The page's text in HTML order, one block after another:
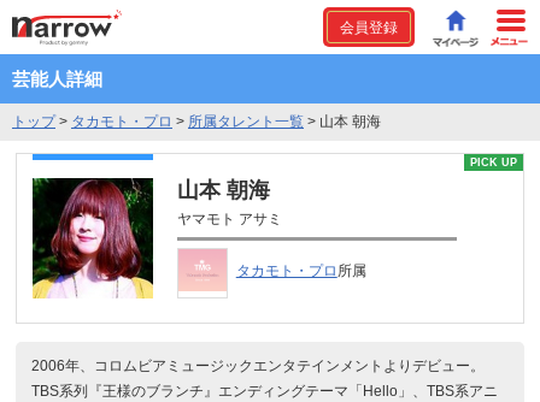
会員登録
芸能人詳細
トップ> タカモト・プロ > 所属タレント一覧 > 山本 朝海
PICK UP
山本 朝海
ヤマモト アサミ
タカモト・プロ 所属
2006年、コロムビアミュージックエンタテインメントよりデビュー。
TBS系列『王様のブランチ』エンディングテーマ「Hello」、TBS系アニ